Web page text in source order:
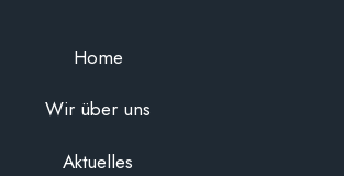
Home
Wir über uns
Aktuelles